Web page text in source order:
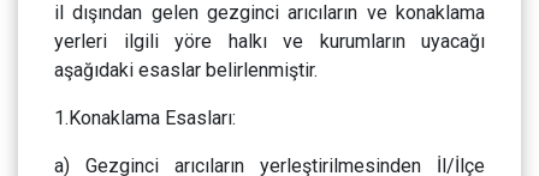
il dışından gelen gezginci arıcıların ve konaklama
yerleri ilgili yöre halkı ve kurumların uyacağı
aşağıdaki esaslar belirlenmiştir.
1.Konaklama Esasları:
a) Gezginci arıcıların yerleştirilmesinden İl/İlçe